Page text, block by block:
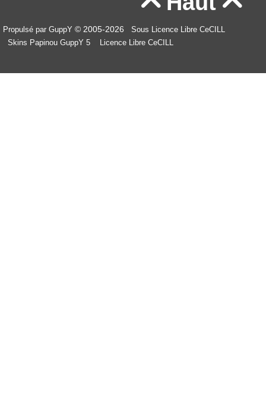
Propulsé par GuppY © 2005-2026
Sous Licence Libre CeCILL
Skins Papinou GuppY 5
Licence Libre CeCILL